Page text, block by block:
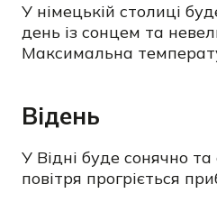
У німецькій столиці
день із сонцем та
Максимальна
Відень
У Відні буде сонячно
повітря прогріється